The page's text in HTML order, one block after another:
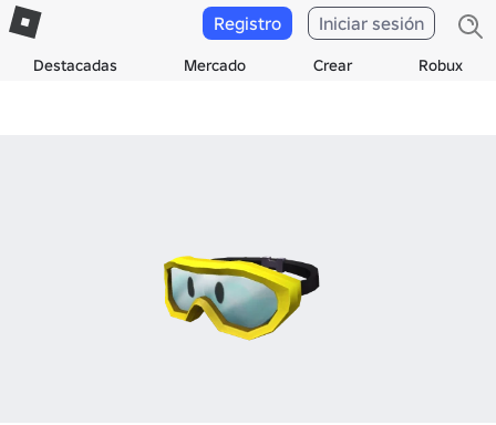
Destacadas Mercado Crear Robux
Registro Iniciar sesión